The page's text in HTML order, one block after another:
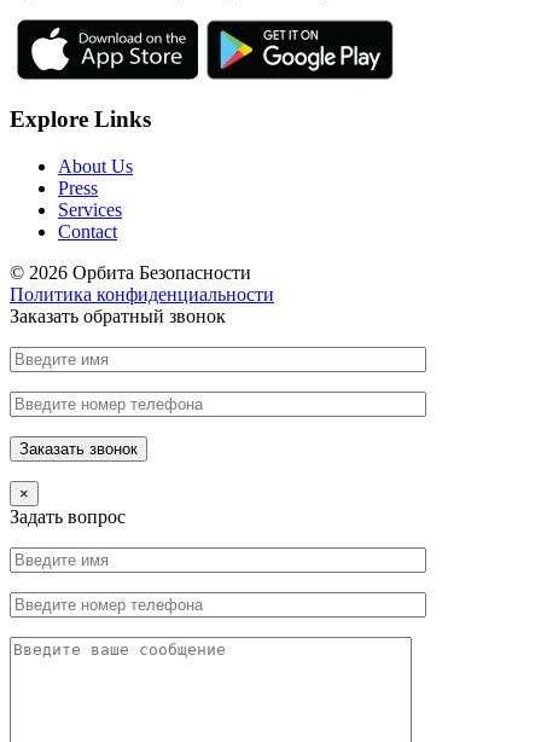
Explore Links
About Us
Press
Services
Contact
© 2026 Орбита Безопасности
Политика конфиденциальности
Заказать обратный звонок
×
Задать вопрос